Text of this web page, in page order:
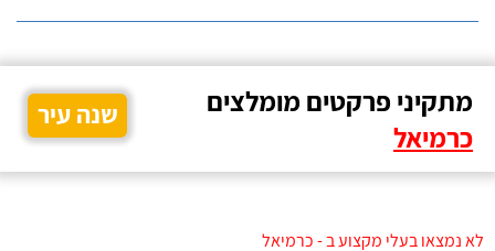
מתקיני פרקטים מומלצים
כרמיאל
שנה עיר
לא נמצאו בעלי מקצוע ב - כרמיאל